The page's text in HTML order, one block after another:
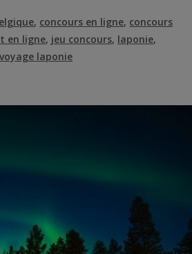
, concours en ligne, concours
en ligne, jeu concours, laponie,
voyage laponie